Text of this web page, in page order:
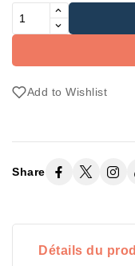
Add to Wishlist
Share
Détails du